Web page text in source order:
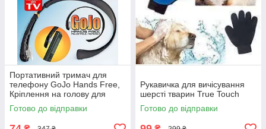
Портативний тримач для
телефону GoJo Hands Free,
Кріплення на голову для
телефону
Готово до відправки
Рукавичка для вичісування
шерсті тварин True Touch
Готово до відправки